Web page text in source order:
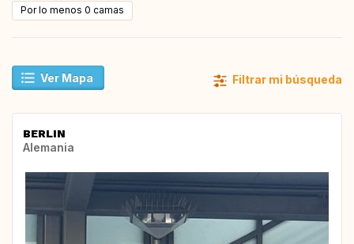
Por lo menos 0 camas
Ver Mapa Filtrar mi búsqueda
BERLIN
Alemania